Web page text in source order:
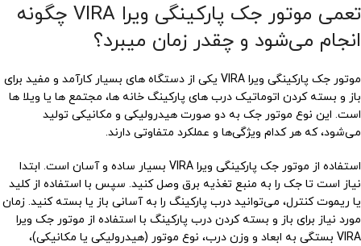
تعمی موتور جک پارکینگی ویرا VIRA چگونه
انجام می‌شود و چقدر زمان میبرد؟
موتور جک پارکینگی ویرا VIRA یکی از دستگاه های بسیار کارآمد و مفید برای
باز و بسته کردن اتوماتیک درب های پارکینگ خانه ها، مجتمع ها یا ویلا ها
است. این نوع موتور جک به دو صورت هیدرولیکی و مکانیکی تولید
می‌شود، که هر کدام ویژگی‌ها و عملکرد متفاوتی دارند.
استفاده از موتور جک پارکینگی ویرا VIRA بسیار ساده و آسان است. ابتدا
نیاز است تا جک را به منبع تغذیه برق وصل کنید. سپس با استفاده از کلید
یا ریموت کنترل، می‌توانید درب پارکینگ را به آسانی باز یا بسته کنید. زمان
مورد نیاز برای باز و بسته کردن درب پارکینگ با استفاده از موتور جک ویرا
VIRA بستگی به ابعاد و وزن درب، نوع موتور (هیدرولیکی یا مکانیکی)،